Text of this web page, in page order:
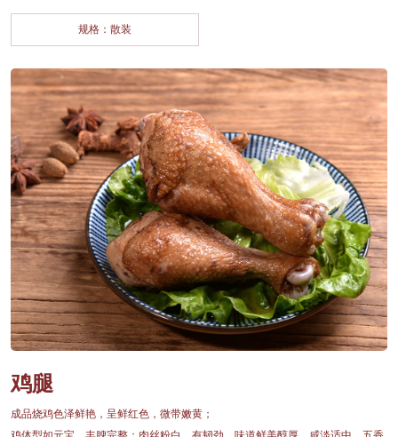
规格：散装
鸡腿
成品烧鸡色泽鲜艳，呈鲜红色，微带嫩黄；